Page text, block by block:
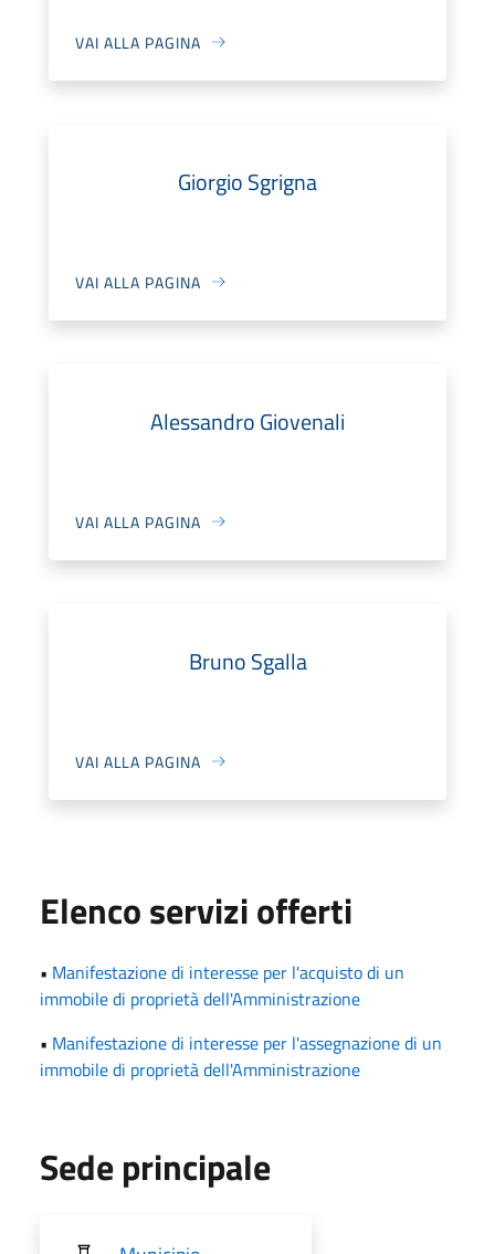
VAI ALLA PAGINA
Giorgio Sgrigna
VAI ALLA PAGINA
Alessandro Giovenali
VAI ALLA PAGINA
Bruno Sgalla
VAI ALLA PAGINA
Elenco servizi offerti
• Manifestazione di interesse per l'acquisto di un
immobile di proprietà dell'Amministrazione
• Manifestazione di interesse per l'assegnazione di un
immobile di proprietà dell'Amministrazione
Sede principale